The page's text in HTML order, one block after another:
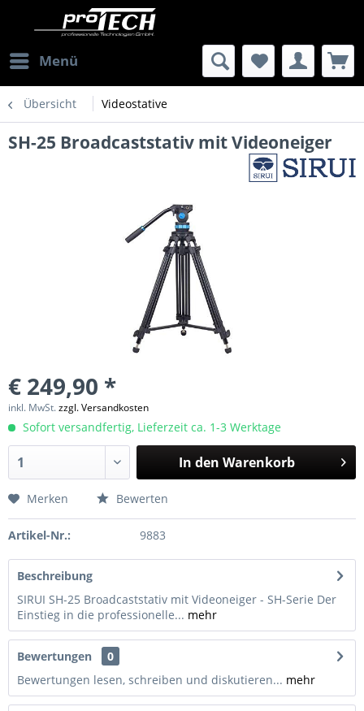
Menü
Übersicht Videostative
SH-25 Broadcaststativ mit Videoneiger
€ 249,90 *
inkl. MwSt.zzgl. Versandkosten
Sofort versandfertig, Lieferzeit ca. 1-3 Werktage
In den Warenkorb
Merken Bewerten
Artikel-Nr.: 9883
Beschreibung
SIRUI SH-25 Broadcaststativ mit Videoneiger - SH-Serie Der
Einstieg in die professionelle... mehr
Bewertungen
0
Bewertungen lesen, schreiben und diskutieren... mehr